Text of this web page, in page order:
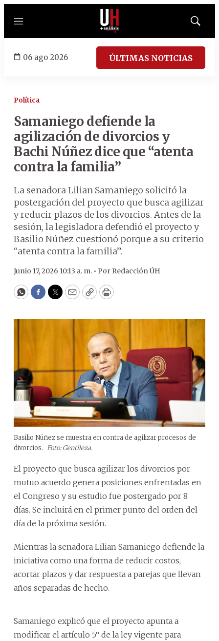
Menú
Mostrar
06 ago 2026 ÚLTIMAS NOTICIAS
Política
Samaniego defiende la
agilización de divorcios y
Bachi Núñez dice que “atenta
contra la familia”
La senadora Lilian Samaniego solicitó la
postergación del proyecto que busca agilizar
y reducir plazos de los divorcios. Antes de la
sesión, la legisladora defendió el proyecto y
Basilio Núñez cuestionó porque a su criterio
“atenta contra la familia”.
Junio 17, 2026 10:13 a. m. • Por Redacción ÚH
WhatsApp
Facebook
Twitter
EmailCopyPrint
Basilio Núñez se muestra en contra de agilizar procesos de
divorcios. Foto: Gentileza.
El proyecto que busca agilizar los divorcios por
mutuo acuerdo genera posiciones enfrentadas en
el Congreso y su estudio fue postergado por 8
días. Se incluirá en el primer punto del orden del
día de la próxima sesión.
Mientras la senadora Lilian Samaniego defiende la
iniciativa como una forma de reducir costos,
acortar plazos y dar respuesta a parejas que llevan
años separadas de hecho.
Samaniego explicó que el proyecto apunta a
modificar el artículo 5° de la ley vigente para